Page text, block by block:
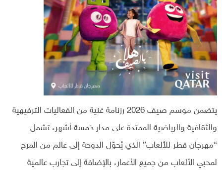
يتضمن موسم صيف 2026 رزنامة غنية من الفعاليات الترفيهية
والثقافية والرياضية الممتدة على مدار خمسة أشهر، تشمل
“مهرجان قطر للألعاب” الذي يُحوّل الدوحة إلى عالم من المرح
لمحبي الألعاب من جميع الأعمار، بالإضافة إلى تجارب عالمية